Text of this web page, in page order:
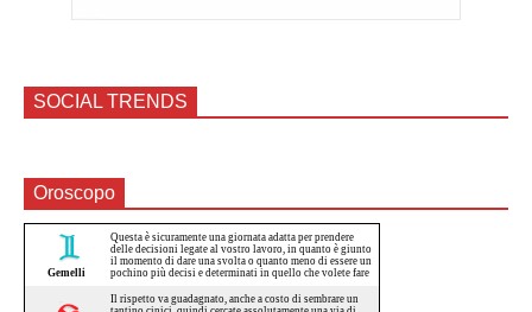
SOCIAL TRENDS
Oroscopo